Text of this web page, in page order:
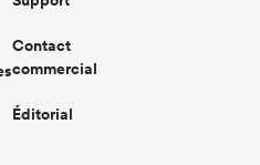
Contact
commercial
Éditorial